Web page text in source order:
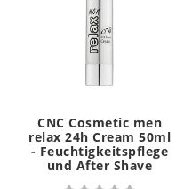
CNC Cosmetic men
relax 24h Cream 50ml
- Feuchtigkeitspflege
und After Shave